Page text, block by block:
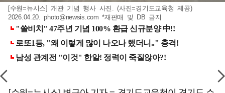
[수원=뉴시스] 개관 기념 행사 사진. (사진=경기도교육청 제공)
2026.04.20.photo@newsis.com *재판매 및 DB 금지